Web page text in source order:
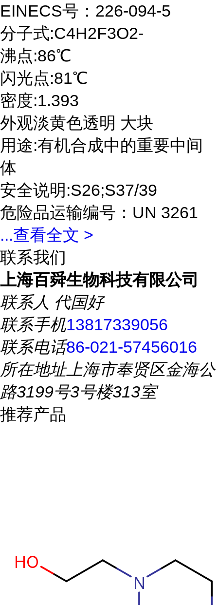
EINECS号：226-094-5
分子式:C4H2F3O2-
沸点:86℃
闪光点:81℃
密度:1.393
外观淡黄色透明 大块
用途:有机合成中的重要中间
体
安全说明:S26;S37/39
危险品运输编号：UN 3261
...查看全文 >
联系我们
上海百舜生物科技有限公司
联系人 代国好
联系手机13817339056
联系电话86-021-57456016
所在地址上海市奉贤区金海公
路3199号3号楼313室
推荐产品